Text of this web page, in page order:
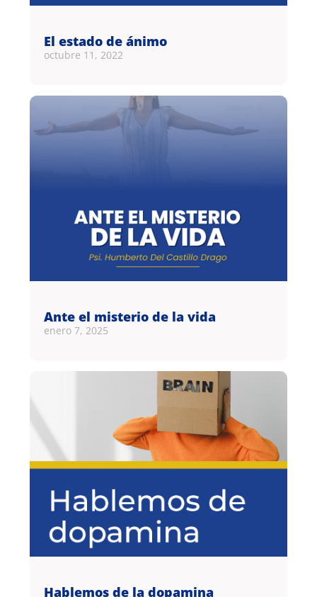
El estado de ánimo
octubre 11, 2022
Ante el misterio de la vida
enero 7, 2025
Hablemos de la dopamina